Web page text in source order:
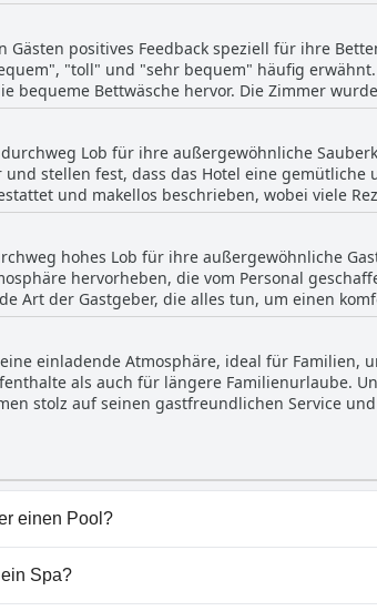
Platz zur Entspannung. Das Hotel
Zimmer, die gut gepflegt sind. Renovierte
Aufenthalt. Während die meisten
Wartungsproblemen wie Abwassergerüchen
Zimmer der Effelder Bürgerstube im
Gästen positives Feedback speziell für ihre
"toll" und "sehr bequem" häufig
bequeme Bettwäsche hervor. Die Zimmer
zu einem insgesamt erholsamen Aufenthalt
überwältigende Meinung, dass die Betten in
Lob für ihre außergewöhnliche
stellen fest, dass das Hotel eine
und makellos beschrieben, wobei viele
für Sauberkeit erstreckt sich auf alle
Aufenthalt. Darüber hinaus tragen die
an nichts fehlt.
hohes Lob für ihre außergewöhnliche
hervorheben, die vom Personal
Art der Gastgeber, die alles tun, um einen
sich durch sein unglaublich
zuvorkommend und freundlich sind.
Ton für den gesamten Aufenthalt setzt. Die
einem Gesamteindruck eines gepflegten
einladende Atmosphäre, ideal für Familien,
als auch für längere Familienurlaube.
stolz auf seinen gastfreundlichen Service
Erlebnis für Eltern und Kinder
einen Pool?
Pool.
Spa?